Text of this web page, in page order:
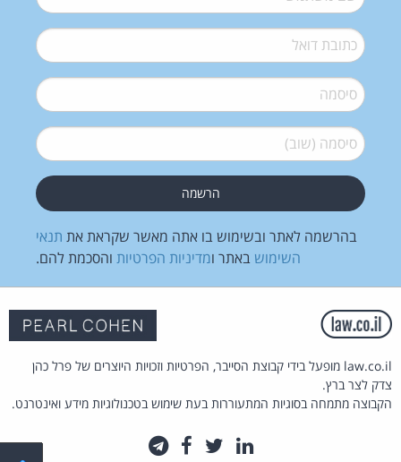
דואל*
סיסמה*
סיסמה (שוב)*
בהרשמה לאתר ובשימוש בו אתה מאשר שקראת את תנאי
השימוש באתר ומדיניות הפרטיות והסכמת להם.
law.co.il מופעל בידי קבוצת הסייבר, הפרטיות וזכויות היוצרים של פרל כהן
צדק לצר ברץ.
הקבוצה מתמחה בסוגיות המתעוררות בעת שימוש בטכנולוגיות מידע ואינטרנט.
לינקדאין
טוויטרפייסבוק